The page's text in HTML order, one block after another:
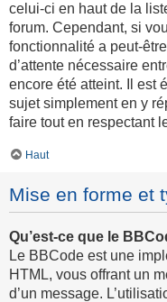
celui-ci en haut de la
forum. Cependant, si
fonctionnalité a peut-
d’attente nécessaire
encore été atteint. Il est
sujet simplement en y
faire tout en respectant
Haut
Mise en forme et
Qu’est-ce que le
Le BBCode est une
HTML, vous offrant un
d’un message.